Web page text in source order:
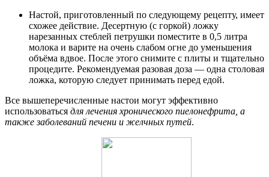
Настой, приготовленный по следующему рецепту, имеет
схожее действие. Десертную (с горкой) ложку
нарезанных стеблей петрушки поместите в 0,5 литра
молока и варите на очень слабом огне до уменьшения
объёма вдвое. После этого снимите с плиты и тщательно
процедите. Рекомендуемая разовая доза — одна столовая
ложка, которую следует принимать перед едой.
Все вышеперечисленные настои могут эффективно
использоваться для лечения хронического пиелонефрита, а
также заболеваний печени и желчных путей.